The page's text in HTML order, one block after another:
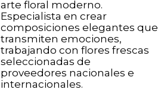
arte floral moderno.
Especialista en crear
composiciones elegantes que
transmiten emociones,
trabajando con flores frescas
seleccionadas de
proveedores nacionales e
internacionales.